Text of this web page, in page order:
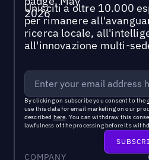
Unisciti a oltre 10.000
per rimanere
ricerca locale,
all'innovazione multi-
By clicking on subscribe you consent to the
use this data for email marketing on our
described here. You can withdraw this
lawfulness of the processing before its
COMPANY